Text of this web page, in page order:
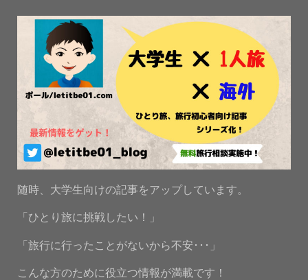
随時、大学生向けの記事をアップしています。
「ひとり旅に挑戦したい！」
「旅行に行ったことがないから不安･･･」
こんな方のために役立つ情報が満載です！